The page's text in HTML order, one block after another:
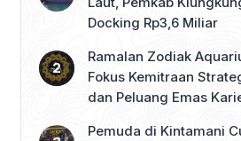
Docking Rp3,6 Miliar
Ramalan Zodiak
Fokus Kemitraan
dan Peluang Emas
Pemuda di Kintamani